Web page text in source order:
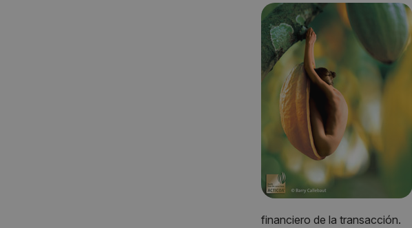
financiero de la transacción.